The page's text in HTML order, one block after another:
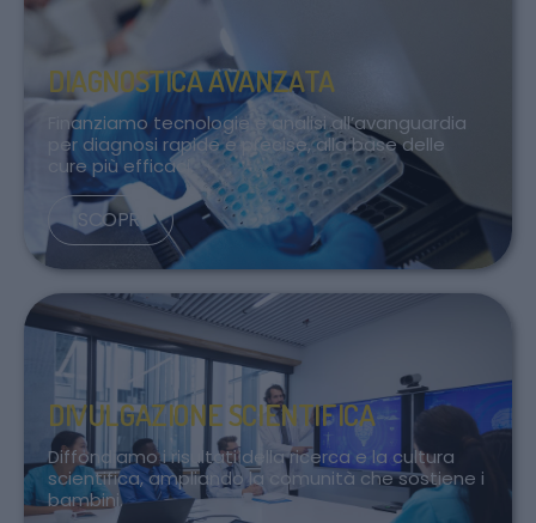
DIAGNOSTICA AVANZATA
Finanziamo tecnologie e analisi all’avanguardia
per diagnosi rapide e precise, alla base delle
cure più efficaci.
SCOPRI
DIVULGAZIONE SCIENTIFICA
Diffondiamo i risultati della ricerca e la cultura
scientifica, ampliando la comunità che sostiene i
bambini.